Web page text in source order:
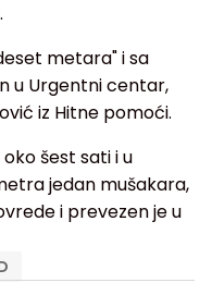
metara" i sa
u Urgentni centar,
iz Hitne pomoći.
šest sati i u
jedan mušakara,
i prevezen je u